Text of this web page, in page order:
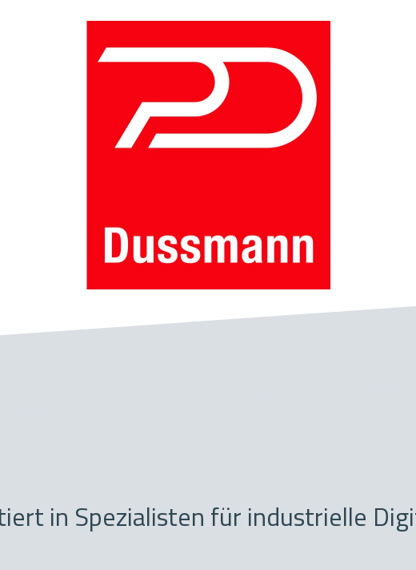
in Spezialisten für industrielle